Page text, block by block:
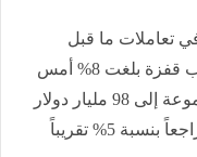
"روبن هود" بنحو 2% في تعاملات ما قبل
افتتاح السوق يوم الخميس، وذلك عقب قفزة بلغت 8% أمس
الأربعاء، ما رفع القيمة السوقية للمجموعة إلى 98 مليار دولار
عند الإغلاق. ومع ذلك، سجل السهم تراجعاً بنسبة 5% تقريباً